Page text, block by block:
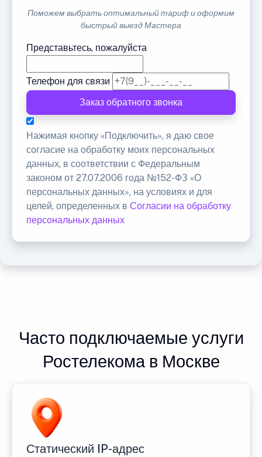
Поможем выбрать оптимальный тариф и оформим
быстрый выезд Мастера
Представьтесь, пожалуйста
Телефон для связи
Заказ обратного звонка
Нажимая кнопку «Подключить», я даю свое
согласие на обработку моих персональных
данных, в соответствии с Федеральным
законом от 27.07.2006 года №152-ФЗ «О
персональных данных», на условиях и для
целей, определенных в Согласии на обработку
персональных данных
Часто подключаемые услуги
Ростелекома в Москве
Статический IP-адрес